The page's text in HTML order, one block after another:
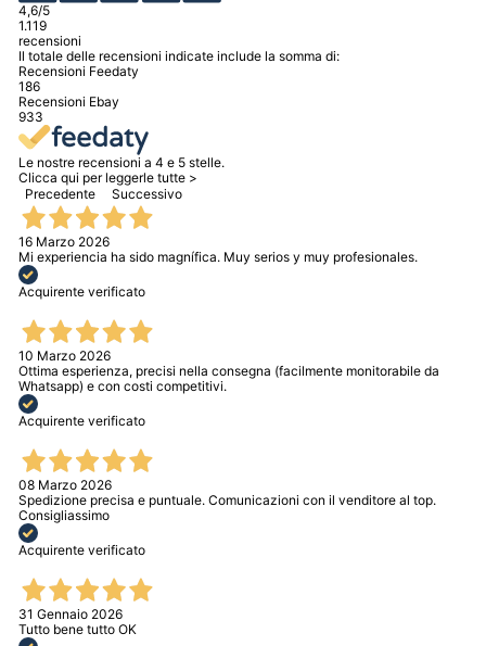
4,6/5
1.119
recensioni
Il totale delle recensioni indicate include la somma di:
Recensioni Feedaty
186
Recensioni Ebay
933
Le nostre recensioni a 4 e 5 stelle.
Clicca qui per leggerle tutte >
Precedente
Successivo
16 Marzo 2026
Mi experiencia ha sido magnífica. Muy serios y muy profesionales.
Acquirente verificato
10 Marzo 2026
Ottima esperienza, precisi nella consegna (facilmente monitorabile da
Whatsapp) e con costi competitivi.
Acquirente verificato
08 Marzo 2026
Spedizione precisa e puntuale. Comunicazioni con il venditore al top.
Consigliassimo
Acquirente verificato
31 Gennaio 2026
Tutto bene tutto OK